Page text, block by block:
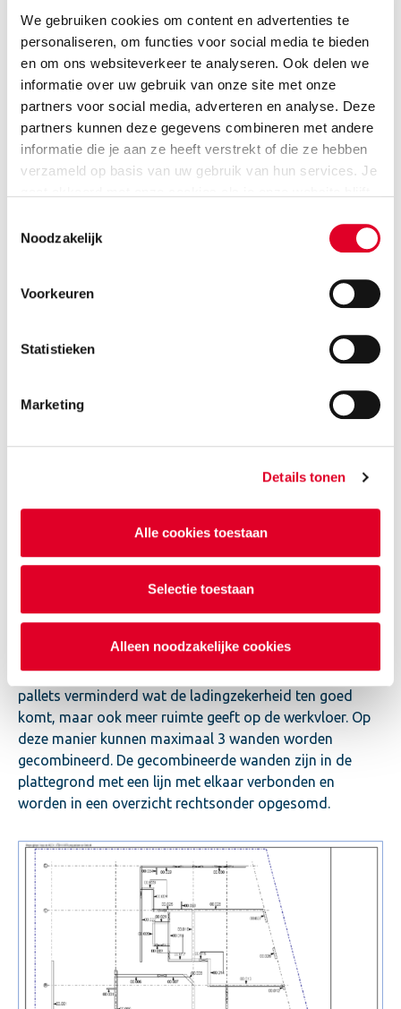
We gebruiken cookies om content en advertenties te
personaliseren, om functies voor social media te bieden
en om ons websiteverkeer te analyseren. Ook delen we
informatie over uw gebruik van onze site met onze
partners voor social media, adverteren en analyse. Deze
partners kunnen deze gegevens combineren met andere
informatie die je aan ze heeft verstrekt of die ze hebben
verzameld op basis van uw gebruik van hun services. Je
Noodzakelijk
Voorkeuren
Statistieken
Marketing
Details tonen
Alle cookies toestaan
Selectie toestaan
Alleen noodzakelijke cookies
de aannemer voorgelegd. Na zijn goedkeuring worden
de wanduitslagen definitief en gereedgemaakt voor de
afdeling Logistiek en voor de productie van Calduran.
Afspraken over de levering worden altijd gemaakt met
de afdeling Logistiek.
Het tekenwerk wordt digitaal naar onze zagerij gestuurd
juiste bestickering klaargezet voor de levering. De hele
elementen en de kimmen worden vanuit de
bulkvoorraad geleverd.
voordelig mogelijk te zagen, worden wanden soms
gecombineerd. Hierdoor wordt het aantal te leveren
pallets verminderd wat de ladingzekerheid ten goed
komt, maar ook meer ruimte geeft op de werkvloer. Op
deze manier kunnen maximaal 3 wanden worden
gecombineerd. De gecombineerde wanden zijn in de
plattegrond met een lijn met elkaar verbonden en
worden in een overzicht rechtsonder opgesomd.